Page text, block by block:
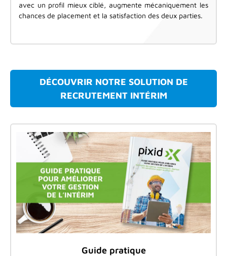
avec un profil mieux ciblé, augmente mécaniquement les
chances de placement et la satisfaction des deux parties.
DÉCOUVRIR NOTRE SOLUTION DE
RECRUTEMENT INTÉRIM
Guide pratique